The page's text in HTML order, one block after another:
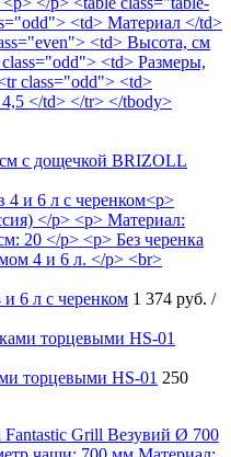
с дощечкой BRIZOLL
и 6 л с черенком 1 374 руб. /
торцевыми HS-01 250